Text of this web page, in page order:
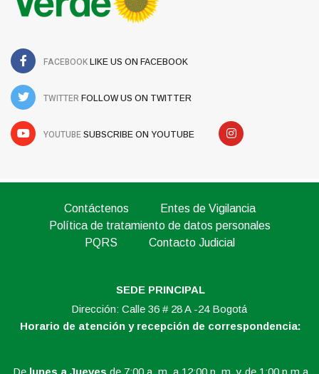
FACEBOOK LIKE US ON FACEBOOK
TWITTER FOLLOW US ON TWITTER
YOUTUBE SUBSCRIBE ON YOUTUBE
Contáctenos
Entes de Vigilancia
Política de tratamiento de datos personales
PQRS
Contacto Judicial
SEDE PRINCIPAL
Dirección: Calle 36 # 28 A -24 Bogotá
Horario de atención y recepción de correspondencia: